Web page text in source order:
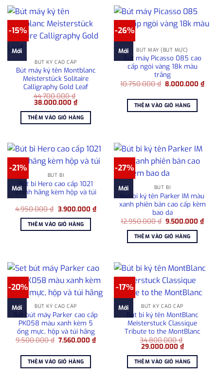
-15%
Mới
BÚT KÝ CAO CẤP
Bút máy ký tên Montblanc
Meisterstück Solitaire
Calligraphy Gold Leaf
44.700.000₫
Giá
là:
44.700.000 ₫.
38.000.000 ₫Giá
hiện
tại
là:
38.000.000 ₫.
THÊM VÀO GIỎ HÀNG
-26%
Mới BÚT MÁY (BÚT MỰC)
Bút máy Picasso 085 cao
cấp ngòi vàng 18k màu
trắng
10.750.000₫ Giá
10.750.000 ₫.
8.000.000₫Giá
hiện
THÊM VÀO GIỎ HÀNG
-21%
Mới
BÚT BI
Bút bi Hero cao cấp 1021
chính hãng kèm hộp và túi
4.950.000₫ Giá
là:
4.950.000 ₫.
3.900.000 ₫Giá
hiện
3.900.000 ₫.
THÊM VÀO GIỎ HÀNG
-27%
Mới BÚT BI
Bút bi ký tên Parker IM màu
xanh phiên bản cao cấp kèm
bao da
12.950.000₫ Giá
là:
12.950.000 ₫.
9.500.000₫Giá
hiện
THÊM VÀO GIỎ HÀNG
-20%
Mới BÚT KÝ CAO CẤP
Set bút máy Parker cao cấp
PK058 màu xanh kèm 5
ống mực, hộp và túi hãng
9.500.000₫ Giá
9.500.000 ₫.
7.560.000₫Giá
THÊM VÀO GIỎ HÀNG
-17%
Mới BÚT KÝ CAO CẤP
Bút bi ký tên MontBlanc
Meisterstuck Classique
Tribute to the MontBlanc
34.800.000₫
Giá
là:
34.800.000 ₫.
29.000.000 ₫Giá
tại
là:
THÊM VÀO GIỎ HÀNG